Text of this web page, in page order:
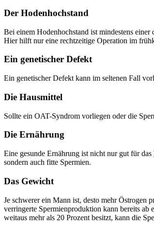
Der Hodenhochstand
Bei einem Hodenhochstand ist mindestens
Hier hilft nur eine rechtzeitige Operation im
Ein genetischer Defekt
Ein genetischer Defekt kann im seltenen Fall
Die Hausmittel
Sollte ein OAT-Syndrom vorliegen oder die
Die Ernährung
Eine gesunde Ernährung ist nicht nur gut für das
sondern auch fitte Spermien.
Das Gewicht
Je schwerer ein Mann ist, desto mehr Östrogen
verringerte Spermienproduktion kann bereits
weitaus mehr als 20 Prozent besitzt, kann die